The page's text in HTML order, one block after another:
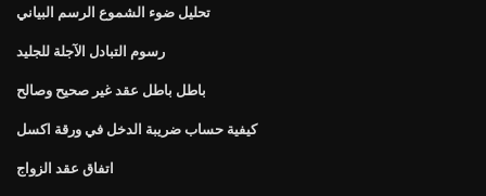
تحليل ضوء الشموع الرسم البياني
رسوم التبادل الآجلة للجليد
باطل باطل عقد غير صحيح وصالح
كيفية حساب ضريبة الدخل في ورقة اكسل
اتفاق عقد الزواج